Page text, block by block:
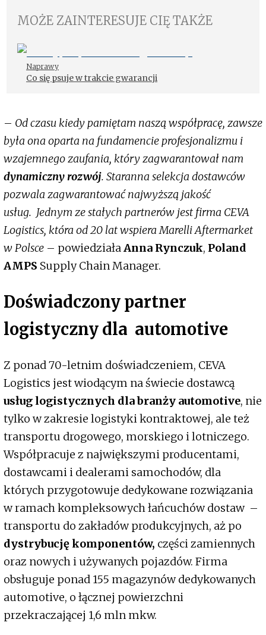
MOŻE ZAINTERESUJE CIĘ TAKŻE
Naprawy
Co się psuje w trakcie gwarancji
– Od czasu kiedy pamiętam naszą współpracę, zawsze
była ona oparta na fundamencie profesjonalizmu i
wzajemnego zaufania, który zagwarantował nam
dynamiczny rozwój. Staranna selekcja dostawców
pozwala zagwarantować najwyższą jakość
usług. Jednym ze stałych partnerów jest firma CEVA
Logistics, która od 20 lat wspiera Marelli Aftermarket
w Polsce – powiedziałaAnna Rynczuk, Poland
AMPS Supply Chain Manager.
Doświadczony partner
logistyczny dla automotive
Z ponad 70-letnim doświadczeniem, CEVA
Logistics jest wiodącym na świecie dostawcą
usług logistycznych dla branży automotive, nie
tylko w zakresie logistyki kontraktowej, ale też
transportu drogowego, morskiego i lotniczego.
Współpracuje z największymi producentami,
dostawcami i dealerami samochodów, dla
których przygotowuje dedykowane rozwiązania
w ramach kompleksowych łańcuchów dostaw –
transportu do zakładów produkcyjnych, aż po
dystrybucję komponentów, części zamiennych
oraz nowych i używanych pojazdów. Firma
obsługuje ponad 155 magazynów dedykowanych
automotive, o łącznej powierzchni
przekraczającej 1,6 mln mkw.